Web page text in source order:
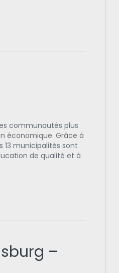
communautés plus
économique. Grâce à
municipalités sont
de qualité et à
–